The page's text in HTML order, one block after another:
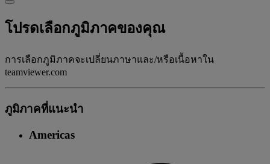
โปรดเลือกภูมิภาคของคุณ
การเลือกภูมิภาคจะเปลี่ยนภาษาและ/หรือเนื้อหาใน
teamviewer.com
ภูมิภาคที่แนะนํา
Americas